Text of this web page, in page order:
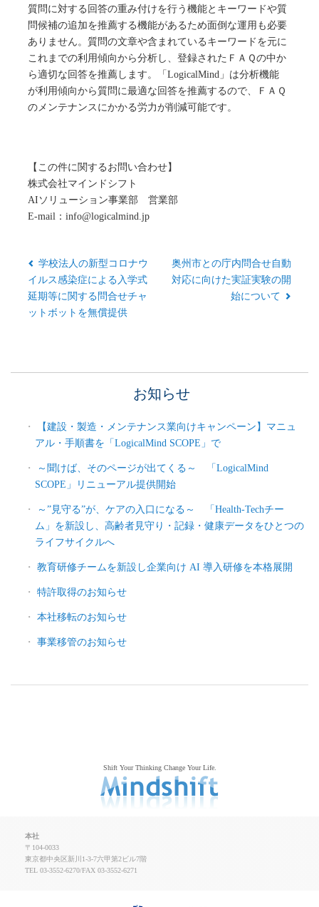
質問に対する回答の重み付けを行う機能とキーワードや質
問候補の追加を推薦する機能があるため面倒な運用も必要
ありません。質問の文章や含まれているキーワードを元に
これまでの利用傾向から分析し、登録されたＦＡＱの中か
ら適切な回答を推薦します。「LogicalMind」は分析機能
が利用傾向から質問に最適な回答を推薦するので、ＦＡＱ
のメンテナンスにかかる労力が削減可能です。
【この件に関するお問い合わせ】
株式会社マインドシフト
AIソリューション事業部 営業部
E-mail：info@logicalmind.jp
学校法人の新型コロナウ
イルス感染症による入学式
延期等に関する問合せチャ
ットボットを無償提供
奥州市との庁内問合せ自動
対応に向けた実証実験の開
始について
お知らせ
【建設・製造・メンテナンス業向けキャンペーン】マニュ
アル・手順書を「LogicalMind SCOPE」で
～聞けば、そのページが出てくる～ 「LogicalMind
SCOPE」リニューアル提供開始
～”見守る”が、ケアの入口になる～ 「Health-Techチー
ム」を新設し、高齢者見守り・記録・健康データをひとつの
ライフサイクルへ
教育研修チームを新設し企業向け AI 導入研修を本格展開
特許取得のお知らせ
本社移転のお知らせ
事業移管のお知らせ
Shift Your Thinking Change Your Life.
本社
〒104-0033
東京都中央区新川1-3-7六甲第2ビル7階
TEL 03-3552-6270/FAX 03-3552-6271